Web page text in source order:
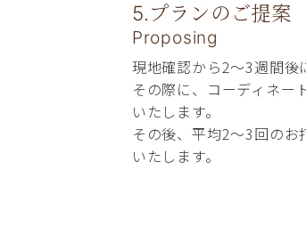
5.プランのご提案
Proposing
現地確認から2～3週間後
その際に、コーディネー
いたします。
その後、平均2～3回の
いたします。